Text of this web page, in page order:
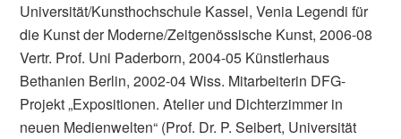
Universität/Kunsthochschule Kassel, Venia Legendi für
die Kunst der Moderne/Zeitgenössische Kunst, 2006-08
Vertr. Prof. Uni Paderborn, 2004-05 Künstlerhaus
Bethanien Berlin, 2002-04 Wiss. Mitarbeiterin DFG-
Projekt „Expositionen. Atelier und Dichterzimmer in
neuen Medienwelten“ (Prof. Dr. P. Seibert, Universität